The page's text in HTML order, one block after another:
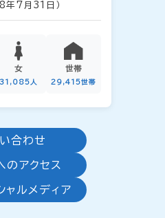
8年7月31日）
女
31,085人
世帯
29,415世帯
合わせ
のアクセス
ャルメディア